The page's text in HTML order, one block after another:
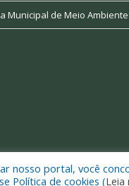
Municipal de Meio Ambiente
nosso portal, você
Política de cookies (Leia